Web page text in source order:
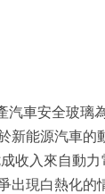
汽車安全玻璃
新能源汽車的
收入來自動力
出現白熱化的